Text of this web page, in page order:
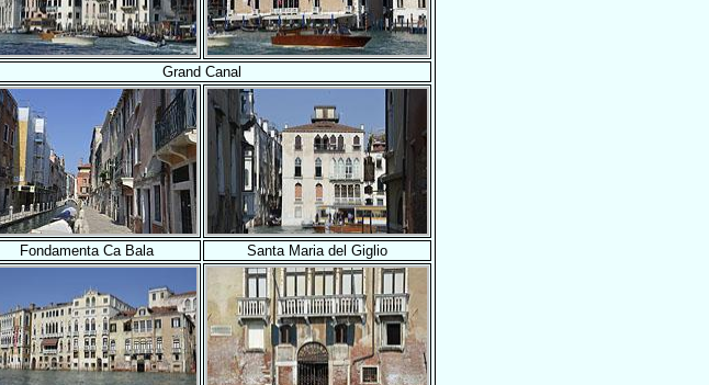
Grand Canal
Fondamenta Ca Bala Santa Maria del Giglio